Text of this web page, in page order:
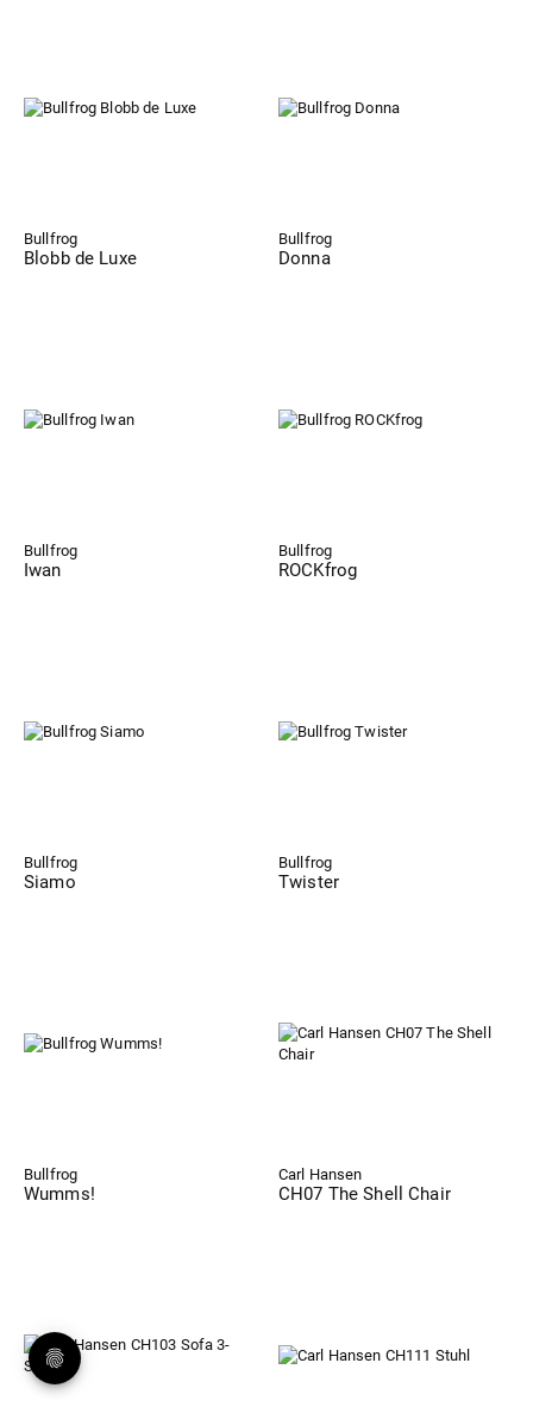
Bullfrog
Blobb de Luxe
Bullfrog
Donna
Bullfrog
Iwan
Bullfrog
ROCKfrog
Bullfrog
Siamo
Bullfrog
Twister
Bullfrog
Wumms!
Carl Hansen
CH07 The Shell Chair